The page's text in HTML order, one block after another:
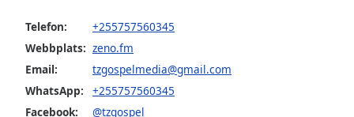
selected
Subtitles
subtitles
settings,
Telefon:
+255757560345
Webbplats: zeno.fm
Email:
tzgospelmedia@gmail.com
WhatsApp:
+255757560345
Facebook:
@tzgospel